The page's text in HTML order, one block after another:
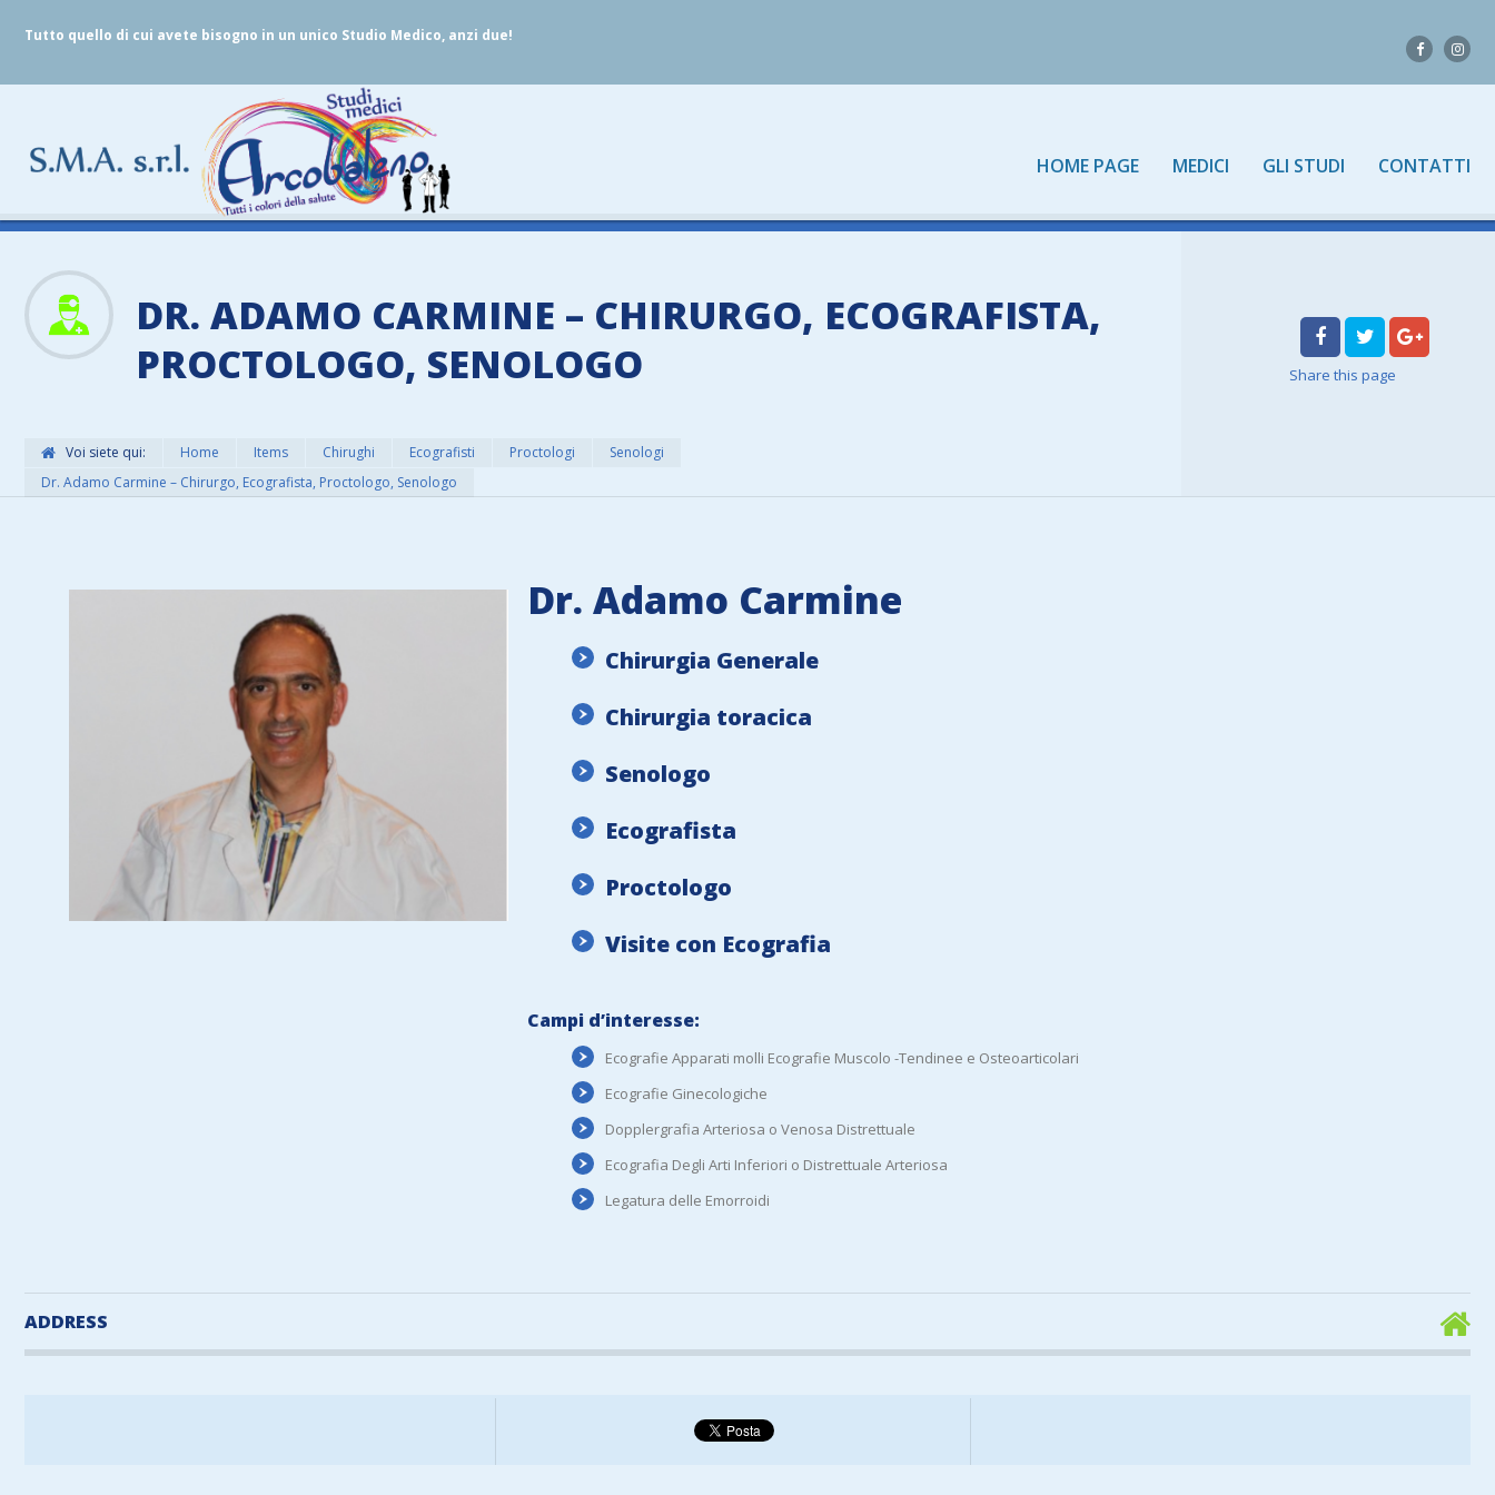
Tutto quello di cui avete bisogno in un unico Studio Medico, anzi due!
HOME PAGE MEDICI GLI STUDI CONTATTI
DR. ADAMO CARMINE – CHIRURGO, ECOGRAFISTA,
PROCTOLOGO, SENOLOGO
Voi siete qui: Home Items Chirughi Ecografisti Proctologi
Senologi
Dr. Adamo Carmine – Chirurgo, Ecografista, Proctologo, Senologo
Share this page
Dr. Adamo Carmine
Chirurgia Generale
Chirurgia toracica
Senologo
Ecografista
Proctologo
Visite con Ecografia
Campi d’interesse:
Ecografie Apparati molli Ecografie Muscolo -Tendinee e Osteoarticolari
Ecografie Ginecologiche
Dopplergrafia Arteriosa o Venosa Distrettuale
Ecografia Degli Arti Inferiori o Distrettuale Arteriosa
Legatura delle Emorroidi
ADDRESS